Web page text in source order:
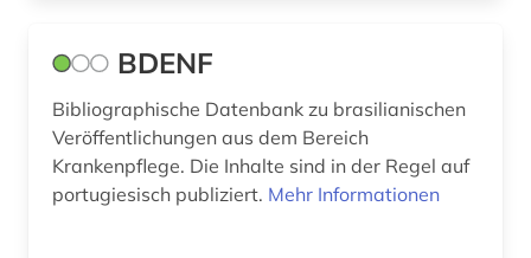
preprint server (1)
prävention (1)
psychiatrie (1)
BDENF
Bibliographische Datenbank zu brasilianischen
Veröffentlichungen aus dem Bereich
Krankenpflege. Die Inhalte sind in der Regel auf
portugiesisch publiziert. Mehr Informationen